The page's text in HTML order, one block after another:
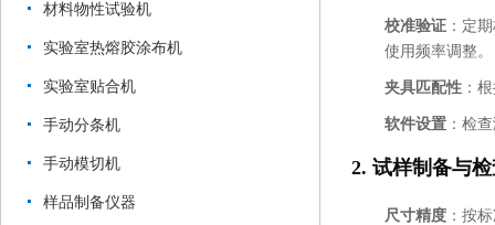
材料物性试验机
实验室热熔胶涂布机
实验室贴合机
手动分条机
手动模切机
样品制备仪器
校准验证 ：定
使用频率调整。
夹具匹配性 ：
软件设置 ：检
2. 试样制备与
尺寸精度 ：按